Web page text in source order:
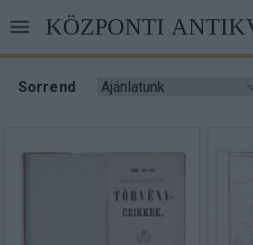
tartalomra
KÖZPONTI
Sorrend